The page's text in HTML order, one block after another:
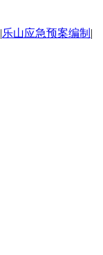
|乐山应急预案编制 |